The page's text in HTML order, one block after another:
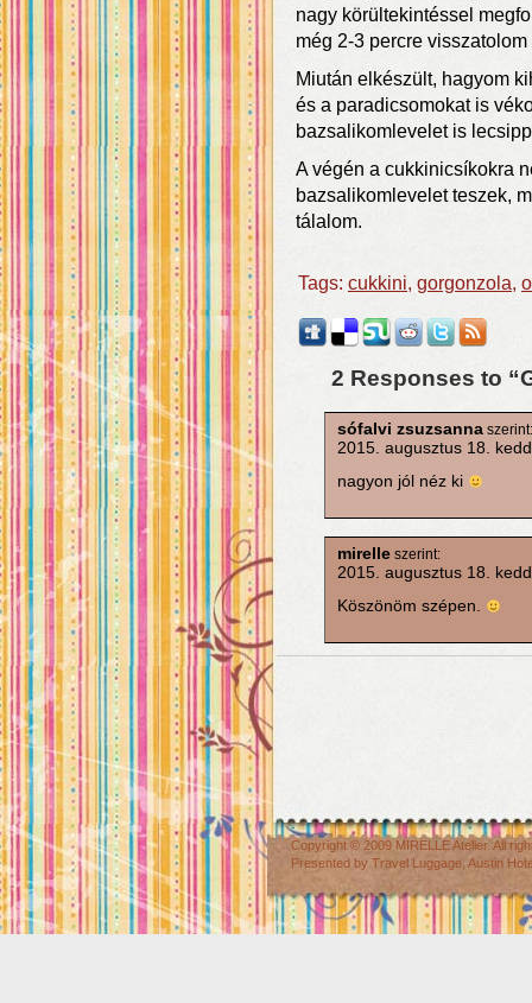
nagy körültekintéssel
még 2-3 percre visszatolom
Miután elkészült, hagyom
és a paradicsomokat is
bazsalikomlevelet is
A végén a cukkinicsíkokra
bazsalikomlevelet teszek,
tálalom.
Tags: cukkini, gorgonzola,
2 Responses to
sófalvi zsuzsanna szerint:
2015. augusztus 18.
nagyon jól néz ki
mirelle szerint:
2015. augusztus 18.
Köszönöm szépen.
Copyright © 2009 MIRELLE Atelier. All
Presented by Travel Luggage Austin